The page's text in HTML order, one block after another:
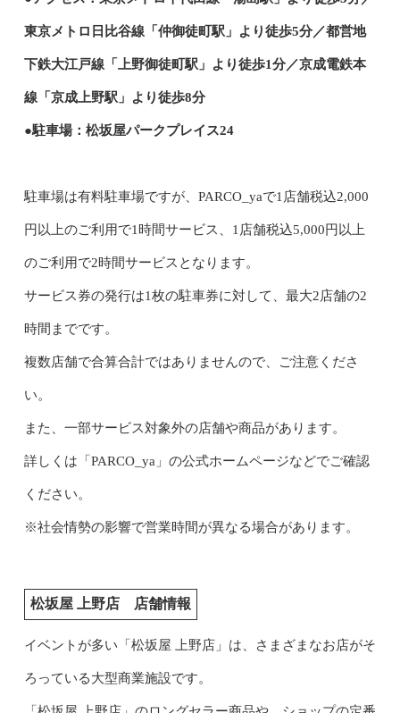
東京メトロ日比谷線「仲御徒町駅」より徒歩5分／都営地
下鉄大江戸線「上野御徒町駅」より徒歩1分／京成電鉄本
線「京成上野駅」より徒歩8分
●駐車場：松坂屋パークプレイス24
駐車場は有料駐車場ですが、PARCO_yaで1店舗税込2,000
円以上のご利用で1時間サービス、1店舗税込5,000円以上
のご利用で2時間サービスとなります。
サービス券の発行は1枚の駐車券に対して、最大2店舗の2
時間までです。
複数店舗で合算合計ではありませんので、ご注意くださ
い。
また、一部サービス対象外の店舗や商品があります。
詳しくは「PARCO_ya」の公式ホームページなどでご確認
ください。
※社会情勢の影響で営業時間が異なる場合があります。
松坂屋 上野店 店舗情報
イベントが多い「松坂屋 上野店」は、さまざまなお店がそ
ろっている大型商業施設です。